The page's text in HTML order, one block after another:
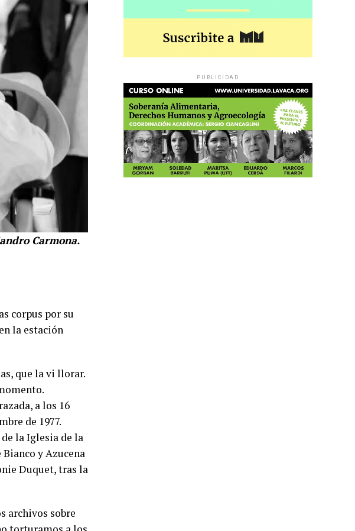
Carmona.
corpus por su
la estación
que la vi llorar.
a los 16
de 1977.
la Iglesia de la
y Azucena
Duquet, tras la
archivos sobre
PUBLICIDAD